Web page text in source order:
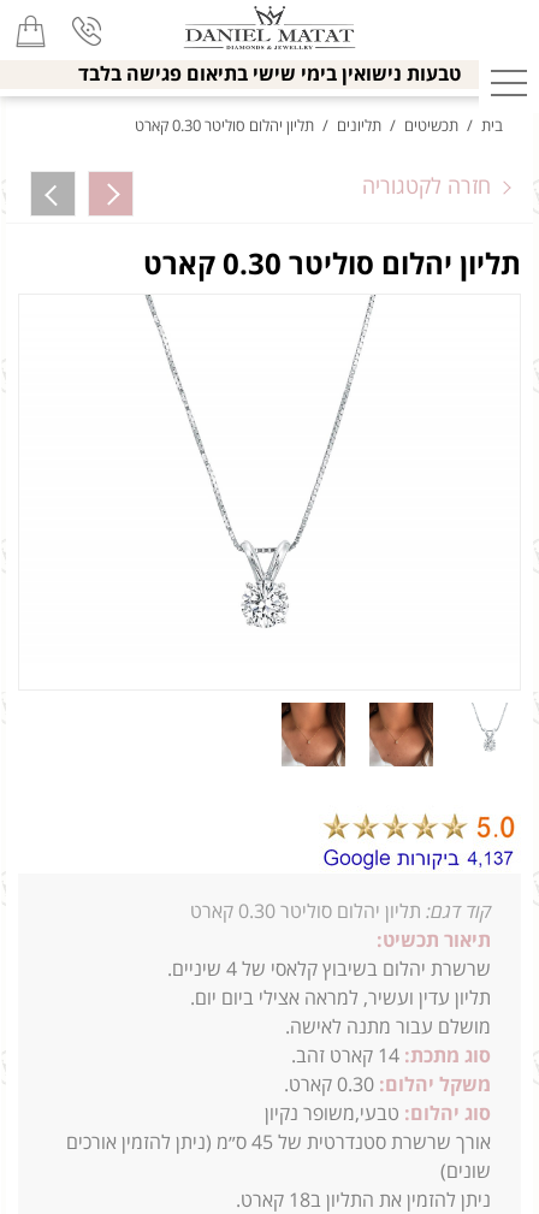
טבעות נישואין בימי שישי בתיאום פגישה בלבד
בית / תכשיטים / תליונים / תליון יהלום סוליטר 0.30 קארט
חזרה לקטגוריה
תליון יהלום סוליטר 0.30 קארט
קוד דגם: תליון יהלום סוליטר 0.30 קארט
תיאור תכשיט:
שרשרת יהלום בשיבוץ קלאסי של 4 שיניים.
תליון עדין ועשיר, למראה אצילי ביום יום.
מושלם עבור מתנה לאישה.
סוג מתכת: 14 קארט זהב.
משקל יהלום: 0.30 קארט.
סוג יהלום: טבעי,משופר נקיון
אורך שרשרת סטנדרטית של 45 ס״מ (ניתן להזמין אורכים
שונים)
ניתן להזמין את התליון ב18 קארט.